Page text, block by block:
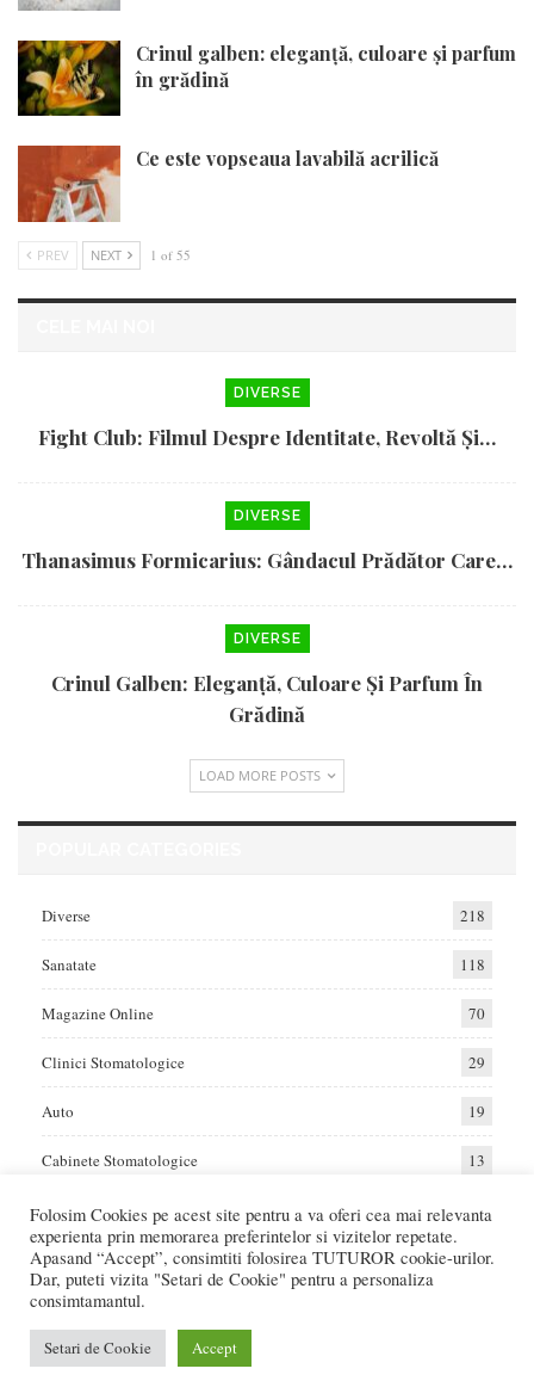
Crinul galben: eleganță, culoare și parfum
în grădină
Ce este vopseaua lavabilă acrilică
PREV NEXT 1 of 55
DIVERSE
Fight Club: Filmul Despre Identitate, Revoltă Și…
DIVERSE
Thanasimus Formicarius: Gândacul Prădător Care…
DIVERSE
Crinul Galben: Eleganță, Culoare Și Parfum În
Grădină
LOAD MORE POSTS
Diverse 218
Sanatate 118
Magazine Online 70
Clinici Stomatologice 29
Auto 19
Cabinete Stomatologice 13
Home Auto Diverse Sanatate
Va raportam cele mai bune oferte de servicii si produse din Romania. Recenzii
Online care va ajuta sa faceti cea mai buna alegere.
Folosim Cookies pe acest site pentru a va oferi cea mai relevanta
experienta prin memorarea preferintelor si vizitelor repetate.
Apasand “Accept”, consimtiti folosirea TUTUROR cookie-urilor.
Dar, puteti vizita "Setari de Cookie" pentru a personaliza
consimtamantul.
Setari de Cookie Accept